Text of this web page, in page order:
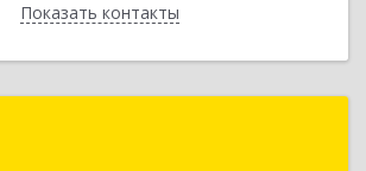
Показать контакты
Назад